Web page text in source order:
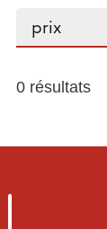
Rechercher...
0 résultats